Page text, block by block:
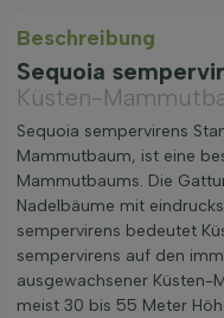
Beschreibung
Sequoia
Küsten-
Sequoia sempervirens
Mammutbaum, ist eine
Mammutbaums. Die
Nadelbäume mit
sempervirens bedeutet
sempervirens auf den
ausgewachsener Küsten-
meist 30 bis 55 Meter